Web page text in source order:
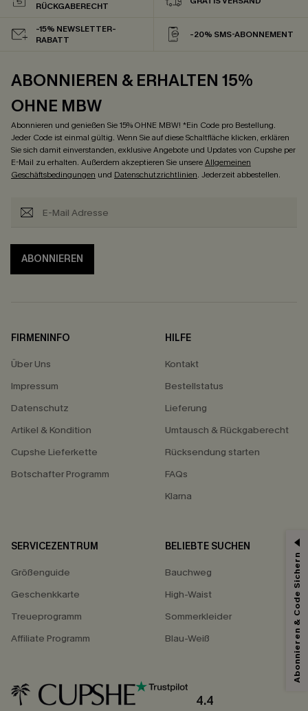
RÜCKGABERECHT
-15% NEWSLETTER-
RABATT
-20% SMS-ABONNEMENT
ABONNIEREN & ERHALTEN 15%
OHNE MBW
Abonnieren und genießen Sie 15% OHNE MBW! *Ein Code pro Bestellung.
Jeder Code ist einmal gültig. Wenn Sie auf diese Schaltfläche klicken, erklären
Sie sich damit einverstanden, exklusive Angebote und Updates von Cupshe per
E-Mail zu erhalten. Außerdem akzeptieren Sie unsereAllgemeinen
Geschäftsbedingungen und Datenschutzrichtlinien. Jederzeit abbestellen.
ABONNIEREN
FIRMENINFO
Über Uns
Impressum
Datenschutz
Artikel & Kondition
Cupshe Lieferkette
Botschafter Programm
HILFE
Kontakt
Bestellstatus
Lieferung
Umtausch & Rückgaberecht
Rücksendung starten
FAQs
Klarna
SERVICEZENTRUM
Größenguide
Geschenkkarte
Treueprogramm
Affiliate Programm
BELIEBTE SUCHEN
Bauchweg
High-Waist
Sommerkleider
Blau-Weiß
4.4
15% ERHALTEN
15% ohne MBW für E-Mail-Abonnenten.
Sie akzeptieren außerdem unsere Allgemeinen Geschäftsbedingungen
undDatenschutzbestimmungen . Sie können sich jederzeit abmelden.
Abonnieren & Code Sichern